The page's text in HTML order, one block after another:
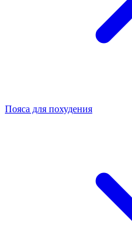
Пояса для похудения